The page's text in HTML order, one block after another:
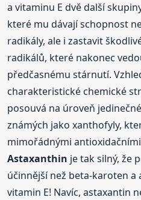
a vitaminu E dvě další
které mu dávají schopnost
radikály, ale i zastavit
radikálů, které nakonec
předčasnému stárnutí.
charakteristické chemické
posouvá na úroveň
známých jako xanthofyly,
mimořádnými
Astaxanthin je tak silný, že
účinnější než beta-karoten a
vitamin E! Navíc, astaxantin